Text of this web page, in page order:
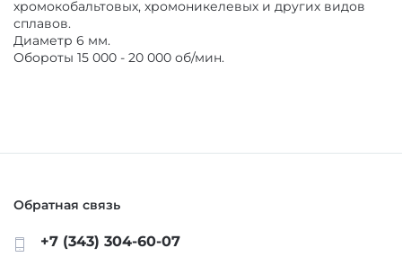
ПОЛИРЫ ДЛЯ ПОЛИРОВАНИЯ,
ШЛИФОВАНИЯ РЕСТАВРАЦИЙ
МАТЕРИАЛЫ ДЛЯ ЭНДОДОНТИЧЕСКОГО
МАТЕРИАЛЫ ДЛЯ ФИКСАЦИИ НЕ ПРЯМЫХ
АРТИКУЛЛЯТОРЫ, ОККЛЮДАТОРЫ
хромокобальтовых, хромоникелевых и других видов
сплавов.
Диаметр 6 мм.
Обороты 15 000 - 20 000 об/мин.
Обратная связь
+7 (343) 304-60-07